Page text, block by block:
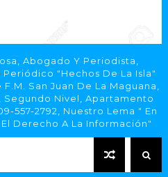
Abogado Y Periodista,
"Hechos De La Isla"
San Juan De La Maguana,
Segundo Nivel, Apartamento
557-2792, Nuestro Lema " En
Derecho A La Información"